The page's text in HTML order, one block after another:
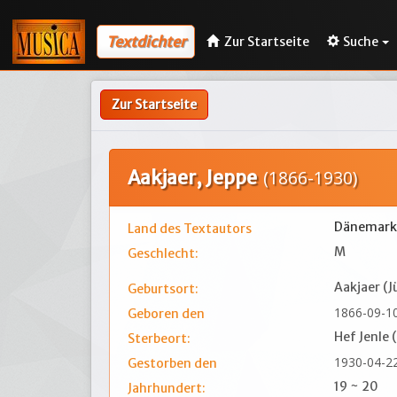
Textdichter Zur Startseite Suche
Zur Startseite
Aakjaer, Jeppe (1866-1930)
Land des Textautors
Dänemark
Geschlecht:
M
Geburtsort:
Aakjaer
Geboren den
1866-09-
Sterbeort:
Hef Jenle
Gestorben den
1930-04-
Jahrhundert: 19 ~ 20